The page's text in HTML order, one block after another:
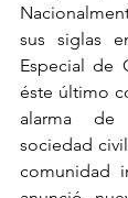
sus siglas
Especial de
éste último
alarma de
sociedad
comunidad